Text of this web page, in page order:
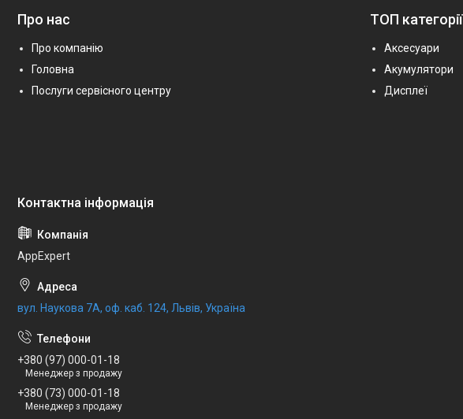
Про нас
Про компанію
Головна
Послуги сервісного центру
ТОП категорії
Аксесуари
Акумулятори
Дисплеї
AppExpert
вул. Наукова 7А, оф. каб. 124, Львів, Україна
+380 (97) 000-01-18
Менеджер з продажу
+380 (73) 000-01-18
Менеджер з продажу